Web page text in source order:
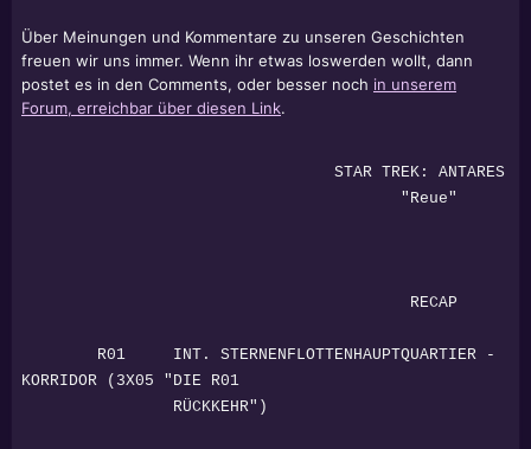
Über Meinungen und Kommentare zu unseren Geschichten
freuen wir uns immer. Wenn ihr etwas loswerden wollt, dann
postet es in den Comments, oder besser noch in unserem
Forum, erreichbar über diesen Link.
STAR TREK: ANTARES
"Reue"
RECAP
R01 INT. STERNENFLOTTENHAUPTQUARTIER -
KORRIDOR (3X05 "DIE R01
RÜCKKEHR")